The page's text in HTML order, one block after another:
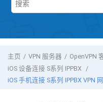
主页 VPN 服务器
OpenVPN
iOS 设备连接 S系列 IPPBX
iOS 手机连接 S系列 IPPBX VPN